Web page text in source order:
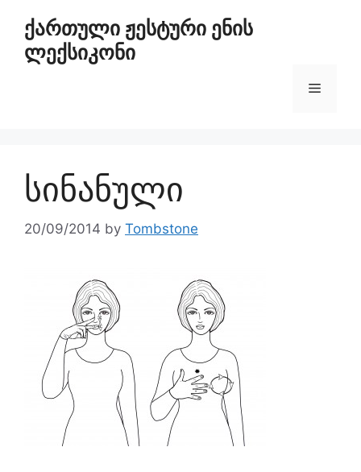
ქართული ჟესტური ენის
ლექსიკონი
სინანული
20/09/2014 by Tombstone